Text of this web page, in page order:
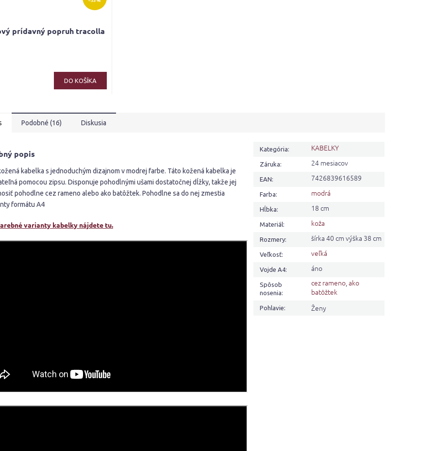
prídavný popruh tracolla
DO KOŠÍKA
Podobné (16) Diskusia
popis
kabelka s jednoduchým dizajnom v modrej farbe. Táto kožená kabelka je
pomocou zipsu. Disponuje pohodlnými ušami dostatočnej dĺžky, takže jej
pohodlne cez rameno alebo ako batôžtek. Pohodlne sa do nej zmestia
formátu A4
varianty kabelky nájdete tu.
Kategória: KABELKY
Záruka: 24 mesiacov
EAN: 7426839616589
Farba: modrá
Hĺbka: 18 cm
Materiál: koža
Rozmery: šírka 40 cm výška 38 cm
Veľkosť: veľká
Vojde A4: áno
Spôsob
nosenia:
cez rameno,ako
batôžtek
Pohlavie: Ženy